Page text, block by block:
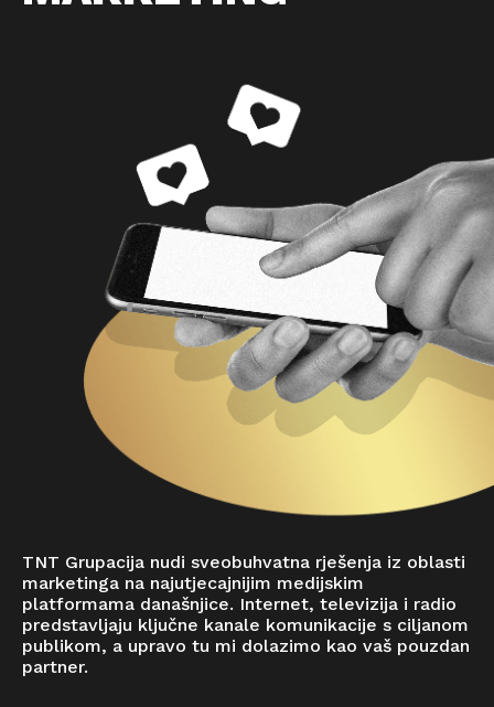
TNT Grupacija nudi sveobuhvatna rješenja iz oblasti
marketinga na najutjecajnijim medijskim
platformama današnjice. Internet, televizija i radio
predstavljaju ključne kanale komunikacije s ciljanom
publikom, a upravo tu mi dolazimo kao vaš pouzdan
partner.